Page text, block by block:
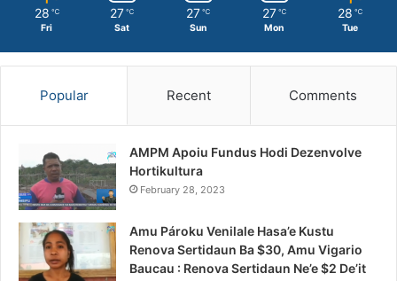
28 ℃
Fri
27 ℃
Sat
27 ℃
Sun
27 ℃
Mon
28 ℃
Tue
Popular Recent Comments
AMPM Apoiu Fundus Hodi Dezenvolve
Hortikultura
February 28, 2023
Amu Pároku Venilale Hasa’e Kustu
Renova Sertidaun Ba $30, Amu Vigario
Baucau : Renova Sertidaun Ne’e $2 De’it